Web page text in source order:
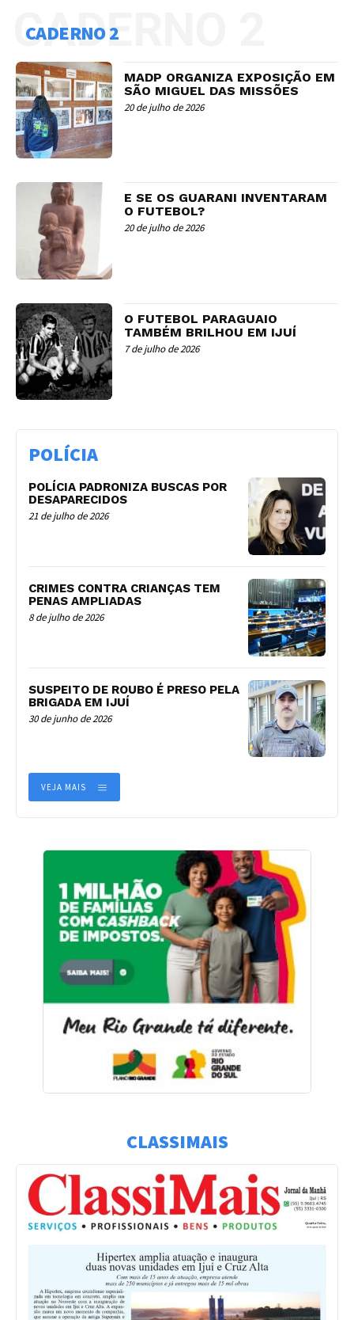
CADERNO 2
CADERNO 2
MADP ORGANIZA EXPOSIÇÃO EM
SÃO MIGUEL DAS MISSÕES
20 de julho de 2026
E SE OS GUARANI INVENTARAM
O FUTEBOL?
20 de julho de 2026
O FUTEBOL PARAGUAIO
TAMBÉM BRILHOU EM IJUÍ
7 de julho de 2026
POLÍCIA
POLÍCIA PADRONIZA BUSCAS POR
DESAPARECIDOS
21 de julho de 2026
CRIMES CONTRA CRIANÇAS TEM
PENAS AMPLIADAS
8 de julho de 2026
SUSPEITO DE ROUBO É PRESO PELA
BRIGADA EM IJUÍ
30 de junho de 2026
VEJA MAIS
CLASSIMAIS